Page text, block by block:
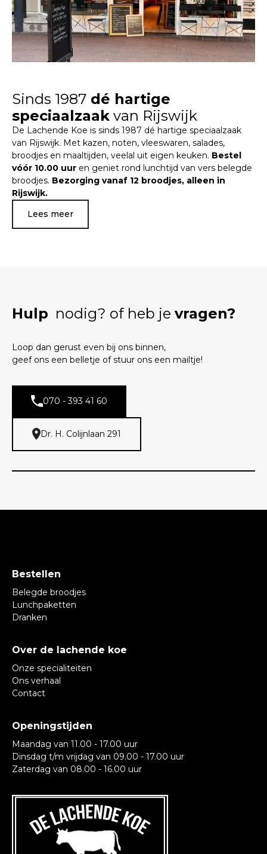
Sinds 1987 dé hartige
speciaalzaak van Rijswijk
De Lachende Koe is sinds 1987 dé hartige speciaalzaak
van Rijswijk. Met kazen, noten, vleeswaren, salades,
broodjes en maaltijden, veelal uit eigen keuken. Bestel
vóór 10.00 uur en geniet rond lunchtijd van vers belegde
broodjes. Bezorging vanaf 12 broodjes, alleen in
Rijswijk.
Lees meer
Hulp nodig? of heb je vragen?
Loop dan gerust even bij ons binnen,
geef ons een belletje of stuur ons een mailtje!
070 - 393 41 60
Dr. H. Colijnlaan 291
Bestellen
Belegde broodjes
Lunchpaketten
Dranken
Over de lachende koe
Onze specialiteiten
Ons verhaal
Contact
Openingstijden
Maandag van 11.00 - 17.00 uur
Dinsdag t/m vrijdag van 09.00 - 17.00 uur
Zaterdag van 08.00 - 16.00 uur